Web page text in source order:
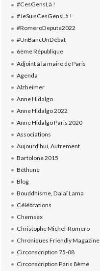
#CesGensLà !
#JeSuisCesGensLà !
#RomeroDepute2022
#UnBancUnDébat
6ème République
Adjoint à la maire de Paris
Agenda
Alzheimer
Anne Hidalgo
Anne Hidalgo 2022
Anne Hidalgo Paris 2020
Associations
Aujourd'hui, Autrement
Bartolone 2015
Béthune
Blog
Bouddhisme, Dalaï Lama
Célébrations
Chemsex
Christophe Michel-Romero
Chroniques Friendly Magazine
Circonscription 75-08
Circonscription Paris 8ème